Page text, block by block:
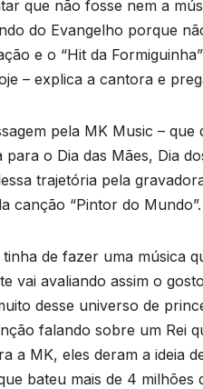
que não fosse nem a
do Evangelho porque
e o “Hit da
– explica a cantora e
pela MK Music –
o Dia das Mães, Dia
trajetória pela
canção “Pintor do Mundo”.
de fazer uma música
vai avaliando assim o
desse universo de
falando sobre um Rei
a MK, eles deram a ideia
bateu mais de 4 milhões